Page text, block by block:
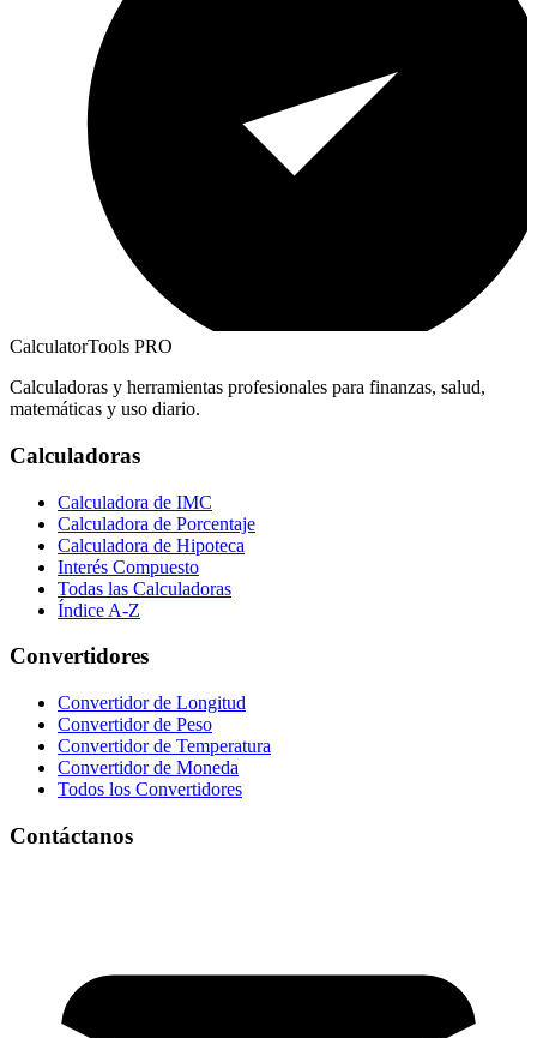
CalculatorTools PRO
Calculadoras y herramientas profesionales para finanzas, salud,
matemáticas y uso diario.
Calculadoras
Calculadora de IMC
Calculadora de Porcentaje
Calculadora de Hipoteca
Interés Compuesto
Todas las Calculadoras
Índice A-Z
Convertidores
Convertidor de Longitud
Convertidor de Peso
Convertidor de Temperatura
Convertidor de Moneda
Todos los Convertidores
Contáctanos